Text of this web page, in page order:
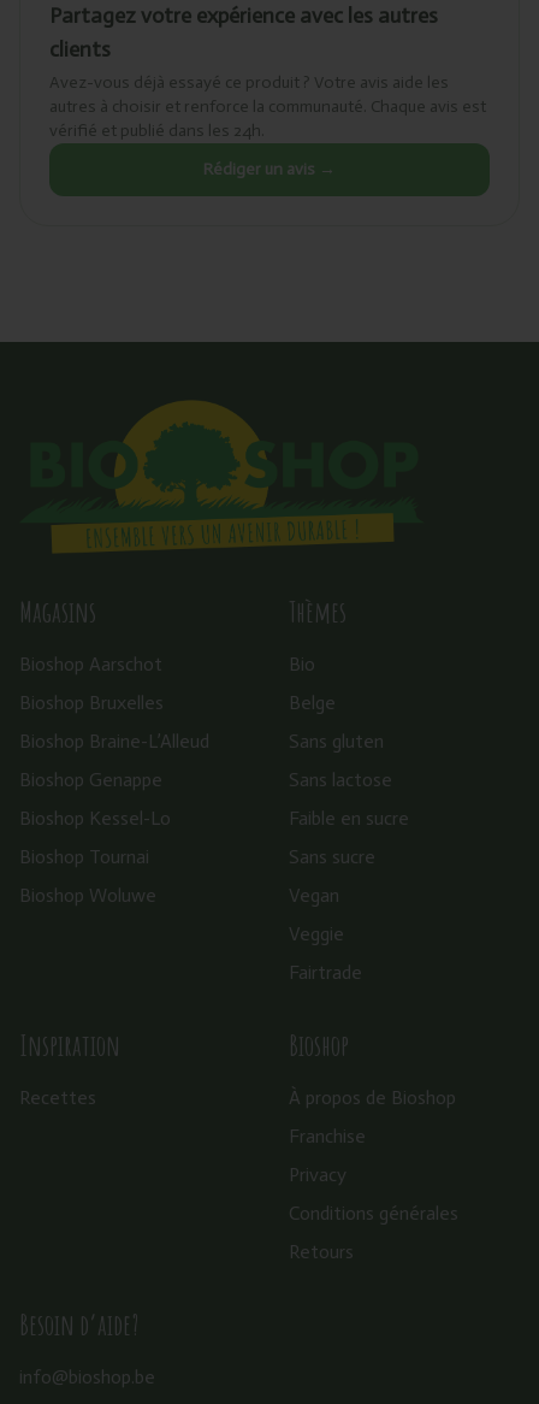
Partagez votre expérience avec les autres
clients
Avez-vous déjà essayé ce produit ? Votre avis aide les
autres à choisir et renforce la communauté. Chaque avis est
vérifié et publié dans les 24h.
Rédiger un avis →
Magasins
Bioshop Aarschot
Bioshop Bruxelles
Bioshop Braine-L’Alleud
Bioshop Genappe
Bioshop Kessel-Lo
Bioshop Tournai
Bioshop Woluwe
Thèmes
Bio
Belge
Sans gluten
Sans lactose
Faible en sucre
Sans sucre
Vegan
Veggie
Fairtrade
Inspiration
Recettes
Bioshop
À propos de Bioshop
Franchise
Privacy
Conditions générales
Retours
Besoin d’aide?
info@bioshop.be